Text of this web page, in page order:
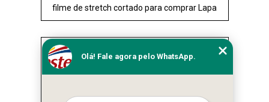
filme de stretch cortado para comprar Lapa
Olá! Fale agora pelo WhatsApp.